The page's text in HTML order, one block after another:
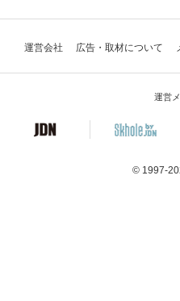
運営会社 広告・取材について
運営
© 1997-